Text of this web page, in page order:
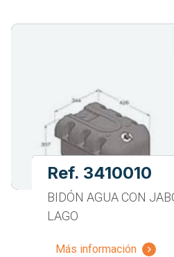
Ref. 3410010
BIDÓN AGUA CON
LAGO
Más información